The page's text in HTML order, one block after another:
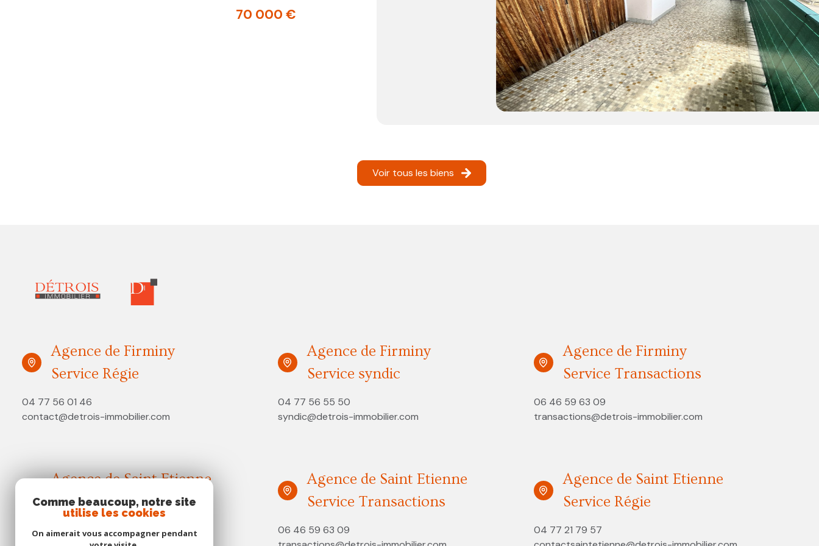
chambre(s) m²
Voir tous les biens
Agence de Firminy
Service Régie
04 77 56 01 46
contact@detrois-immobilier.com
Agence de Firminy
Service syndic
04 77 56 55 50
syndic@detrois-immobilier.com
Agence de Firminy
Service Transactions
06 46 59 63 09
transactions@detrois-immobilier.com
Agence de Saint Etienne
Service Syndic
04 77 21 79 57
Agence de Saint Etienne
Service Transactions
06 46 59 63 09
Agence de Saint Etienne
Service Régie
04 77 21 79 57
Comme beaucoup, notre site
utilise les cookies
On aimerait vous accompagner pendant